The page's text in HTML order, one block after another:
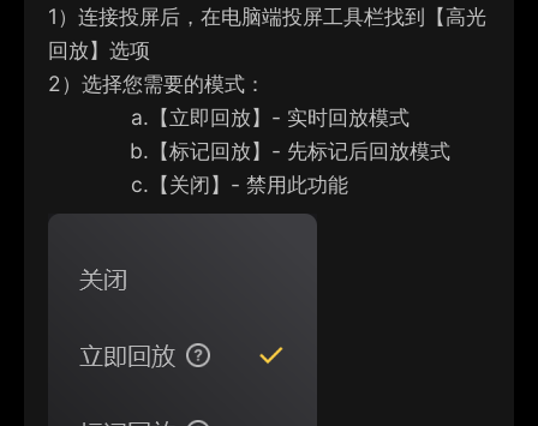
1） 连接投屏后，在电脑端投屏工具栏找到【高光
回放】选项
2） 选择您需要的模式：
a. 【立即回放】- 实时回放模式
b. 【标记回放】- 先标记后回放模式
c. 【关闭】- 禁用此功能